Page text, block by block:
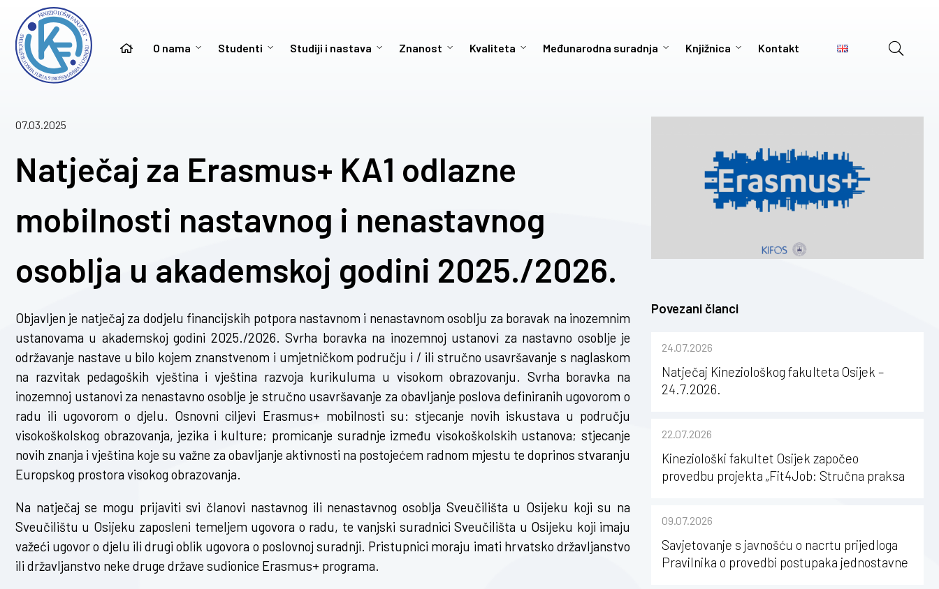
O nama Studenti Studiji i nastava Znanost Kvaliteta Međunarodna suradnja Knjižnica Kontakt
07.03.2025
Natječaj za Erasmus+ KA1 odlazne
mobilnosti nastavnog i nenastavnog
osoblja u akademskoj godini 2025./2026.
Objavljen je natječaj za dodjelu financijskih potpora nastavnom i nenastavnom osoblju za boravak na inozemnim
ustanovama u akademskoj godini 2025./2026. Svrha boravka na inozemnoj ustanovi za nastavno osoblje je
održavanje nastave u bilo kojem znanstvenom i umjetničkom području i / ili stručno usavršavanje s naglaskom
na razvitak pedagoških vještina i vještina razvoja kurikuluma u visokom obrazovanju. Svrha boravka na
inozemnoj ustanovi za nenastavno osoblje je stručno usavršavanje za obavljanje poslova definiranih ugovorom o
radu ili ugovorom o djelu. Osnovni ciljevi Erasmus+ mobilnosti su: stjecanje novih iskustava u području
visokoškolskog obrazovanja, jezika i kulture; promicanje suradnje između visokoškolskih ustanova; stjecanje
novih znanja i vještina koje su važne za obavljanje aktivnosti na postojećem radnom mjestu te doprinos stvaranju
Europskog prostora visokog obrazovanja.
Na natječaj se mogu prijaviti svi članovi nastavnog ili nenastavnog osoblja Sveučilišta u Osijeku koji su na
Sveučilištu u Osijeku zaposleni temeljem ugovora o radu, te vanjski suradnici Sveučilišta u Osijeku koji imaju
važeći ugovor o djelu ili drugi oblik ugovora o poslovnoj suradnji. Pristupnici moraju imati hrvatsko državljanstvo
ili državljanstvo neke druge države sudionice Erasmus+ programa.
Povezani članci
24.07.2026
Natječaj Kineziološkog fakulteta Osijek –
24.7.2026.
22.07.2026
Kineziološki fakultet Osijek započeo
provedbu projekta „Fit4Job: Stručna praksa
09.07.2026
Savjetovanje s javnošću o nacrtu prijedloga
Pravilnika o provedbi postupaka jednostavne